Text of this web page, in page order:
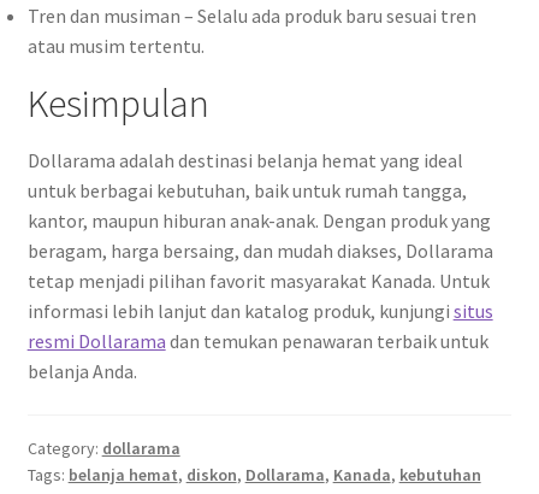
Tren dan musiman – Selalu ada produk baru sesuai tren
atau musim tertentu.
Kesimpulan
Dollarama adalah destinasi belanja hemat yang ideal
untuk berbagai kebutuhan, baik untuk rumah tangga,
kantor, maupun hiburan anak-anak. Dengan produk yang
beragam, harga bersaing, dan mudah diakses, Dollarama
tetap menjadi pilihan favorit masyarakat Kanada. Untuk
informasi lebih lanjut dan katalog produk, kunjungi situs
resmi Dollarama dan temukan penawaran terbaik untuk
belanja Anda.
Category: dollarama
Tags: belanja hemat, diskon, Dollarama, Kanada, kebutuhan